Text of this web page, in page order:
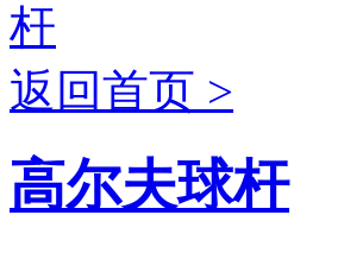
杆
返回首页 >
高尔夫球杆